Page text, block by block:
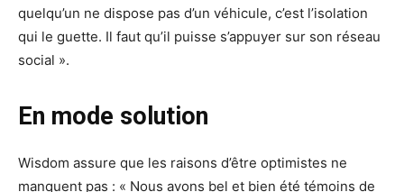
quelqu’un ne dispose pas d’un véhicule, c’est l’isolation
qui le guette. Il faut qu’il puisse s’appuyer sur son réseau
social ».
En mode solution
Wisdom assure que les raisons d’être optimistes ne
manquent pas : « Nous avons bel et bien été témoins de